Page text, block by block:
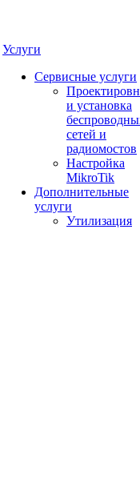
Услуги
Сервисные услуги
и установка
сетей и
радиомостов
Настройка
MikroTik
Дополнительные
услуги
Утилизация